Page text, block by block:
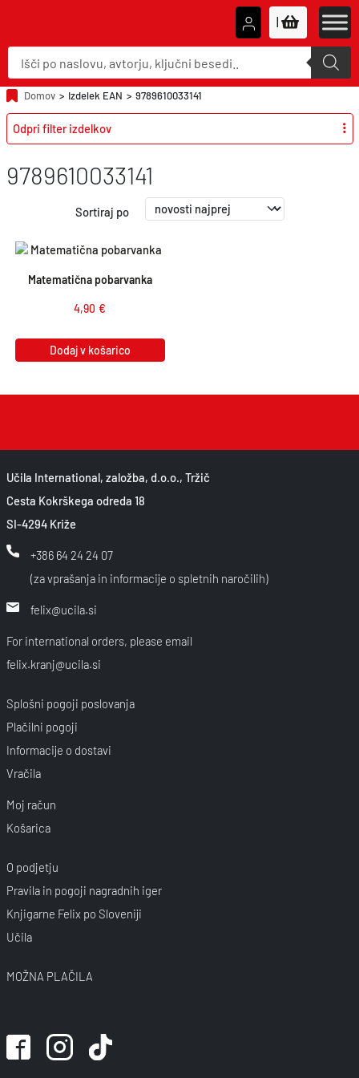
P
o
d
u
c
t
s
r
c
|
Domov > Izdelek EAN > 9789610033141
9789610033141
Sortiraj po
Matematična pobarvanka
4,90 €
Dodaj v košarico
Odpri filter izdelkov
Učila International, založba, d.o.o., Tržič
Cesta Kokrškega odreda 18
SI-4294 Križe
+386 64 24 24 07
(za vprašanja in informacije o spletnih naročilih)
felix@ucila.si
For international orders, please email
felix.kranj@ucila.si
Splošni pogoji poslovanja
Plačilni pogoji
Informacije o dostavi
Vračila
Moj račun
Košarica
O podjetju
Pravila in pogoji nagradnih iger
Knjigarne Felix po Sloveniji
Učila
MOŽNA PLAČILA